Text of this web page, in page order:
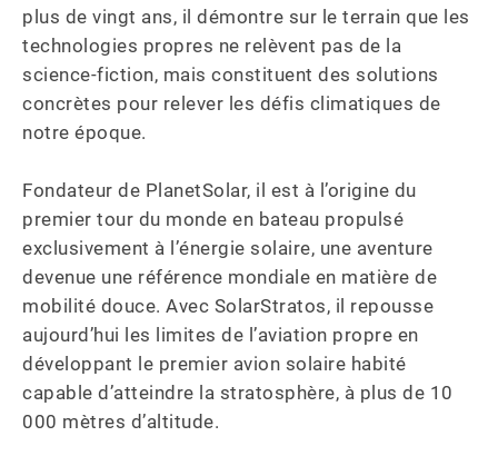
plus de vingt ans, il démontre sur le terrain que les
technologies propres ne relèvent pas de la
science-fiction, mais constituent des solutions
concrètes pour relever les défis climatiques de
notre époque.
Fondateur de PlanetSolar, il est à l’origine du
premier tour du monde en bateau propulsé
exclusivement à l’énergie solaire, une aventure
devenue une référence mondiale en matière de
mobilité douce. Avec SolarStratos, il repousse
aujourd’hui les limites de l’aviation propre en
développant le premier avion solaire habité
capable d’atteindre la stratosphère, à plus de 10
000 mètres d’altitude.